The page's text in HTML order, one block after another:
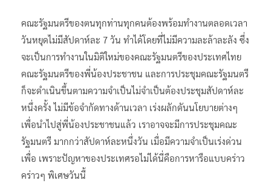
คณะรัฐมนตรีของตนทุกท่านทุกคนต้องพร้อมทำงานตลอดเวลา
วันหยุดไม่มีสัปดาห์ละ 7 วัน ทำได้โดยที่ไม่มีความละล้าละลัง ซึ่ง
จะเป็นการทำงานในมิติใหม่ของคณะรัฐมนตรีของประเทศไทย
คณะรัฐมนตรีของพี่น้องประชาชน และการประชุมคณะรัฐมนตรี
ก็จะดำเนินขึ้นตามความจำเป็นไม่จำเป็นต้องประชุมสัปดาห์ละ
หนึ่งครั้ง ไม่มีข้อจำกัดทางด้านเวลา เร่งผลักดันนโยบายต่างๆ
เพื่อนำไปสู่พี่น้องประชาชนแล้ว เราอาจจะมีการประชุมคณะ
รัฐมนตรี มากกว่าสัปดาห์ละหนึ่งวัน เมื่อมีความจำเป็นเร่งด่วน
เพื่อ เพราะปัญหาของประเทศรอไม่ได้นี่คือการหารือแบบคร่าว
คร่าวๆ พิเศษวันนี้